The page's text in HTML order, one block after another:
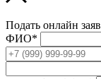
Подать онлайн
ФИО*